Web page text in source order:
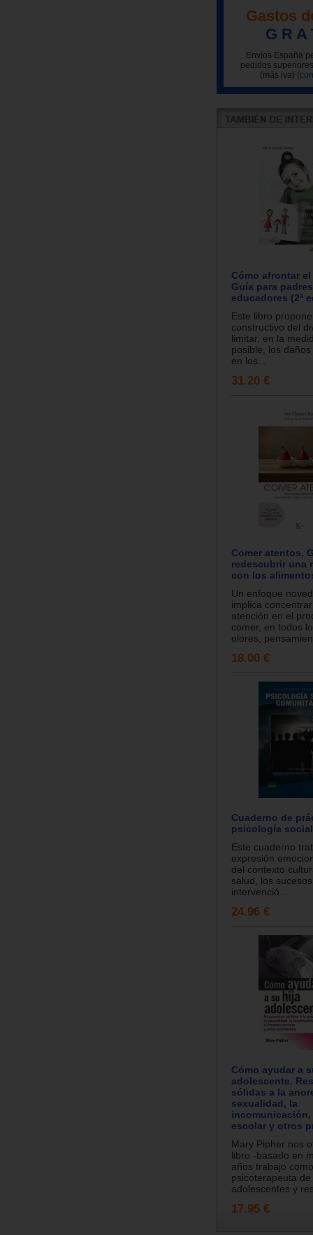
Gastos
G R A
Envíos España
pedidos
(más iva)
Cómo afrontar
Guía para
educadores (2ª
Este libro
constructivo del
limitar, en la
posible, los
en los...
31.20 €
Comer atentos.
redescubrir una
con los
Un enfoque
implica
atención en el
comer, en todos
olores,
18.00 €
Cuaderno de
psicología
Este cuaderno
expresión
del contexto
salud, los
intervenció...
24.96 €
Cómo ayudar a
adolescente.
sólidas a la
sexualidad, la
incomunicación,
escolar y otros
Mary Pipher nos
libro -basado en
años trabajo como
psicoterapeuta
adolescentes y
17.95 €